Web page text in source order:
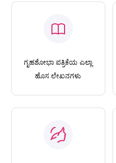
ಗೃಹಶೋಭಾ ಪತ್ರಿಕೆಯ ಎಲ್ಲಾ
ಹೊಸ ಲೇಖನಗಳು